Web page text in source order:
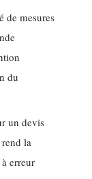
de mesures
du
un devis
la
erreur